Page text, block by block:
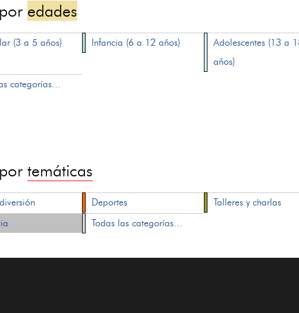
edades
(3 a 5 años) Infancia (6 a 12 años)
Adolescentes (13 a
años)
categorías...
portemáticas
Deportes Talleres y charlas
Todas las categorías...